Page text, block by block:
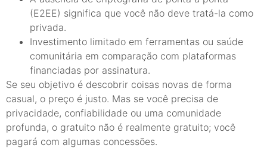
(E2EE) significa que você não deve tratá-la como
privada.
Investimento limitado em ferramentas ou saúde
comunitária em comparação com plataformas
financiadas por assinatura.
Se seu objetivo é descobrir coisas novas de forma
casual, o preço é justo. Mas se você precisa de
privacidade, confiabilidade ou uma comunidade
profunda, o gratuito não é realmente gratuito; você
pagará com algumas concessões.